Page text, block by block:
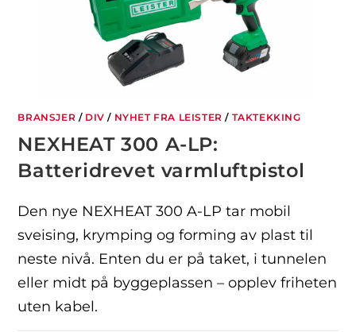
BRANSJER / DIV / NYHET FRA LEISTER / TAKTEKKING
NEXHEAT 300 A-LP:
Batteridrevet varmluftpistol
Den nye NEXHEAT 300 A-LP tar mobil
sveising, krymping og forming av plast til
neste nivå. Enten du er på taket, i tunnelen
eller midt på byggeplassen – opplev friheten
uten kabel.